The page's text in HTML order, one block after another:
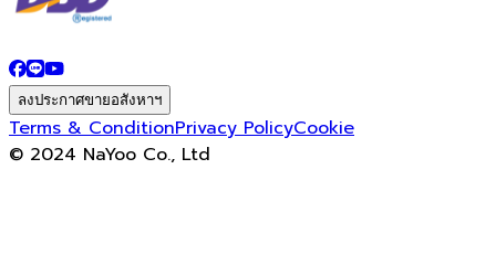
ลงประกาศขายอสังหาฯ
Terms & ConditionPrivacy PolicyCookie
© 2024 NaYoo Co., Ltd